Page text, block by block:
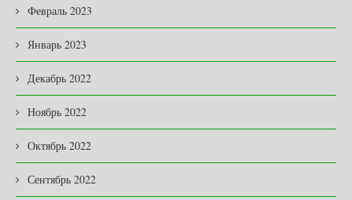
Февраль 2023
Январь 2023
Декабрь 2022
Ноябрь 2022
Октябрь 2022
Сентябрь 2022